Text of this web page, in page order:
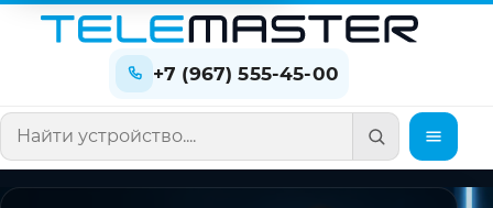
+7 (967) 555-45-00
Поиск по сайту